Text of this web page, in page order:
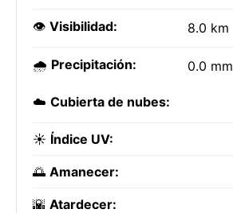
👁️ Visibilidad: 8.0 km
🌧️ Precipitación: 0.0 mm
☁️ Cubierta de nubes:
☀️ Índice UV:
🌅 Amanecer:
🌇 Atardecer: